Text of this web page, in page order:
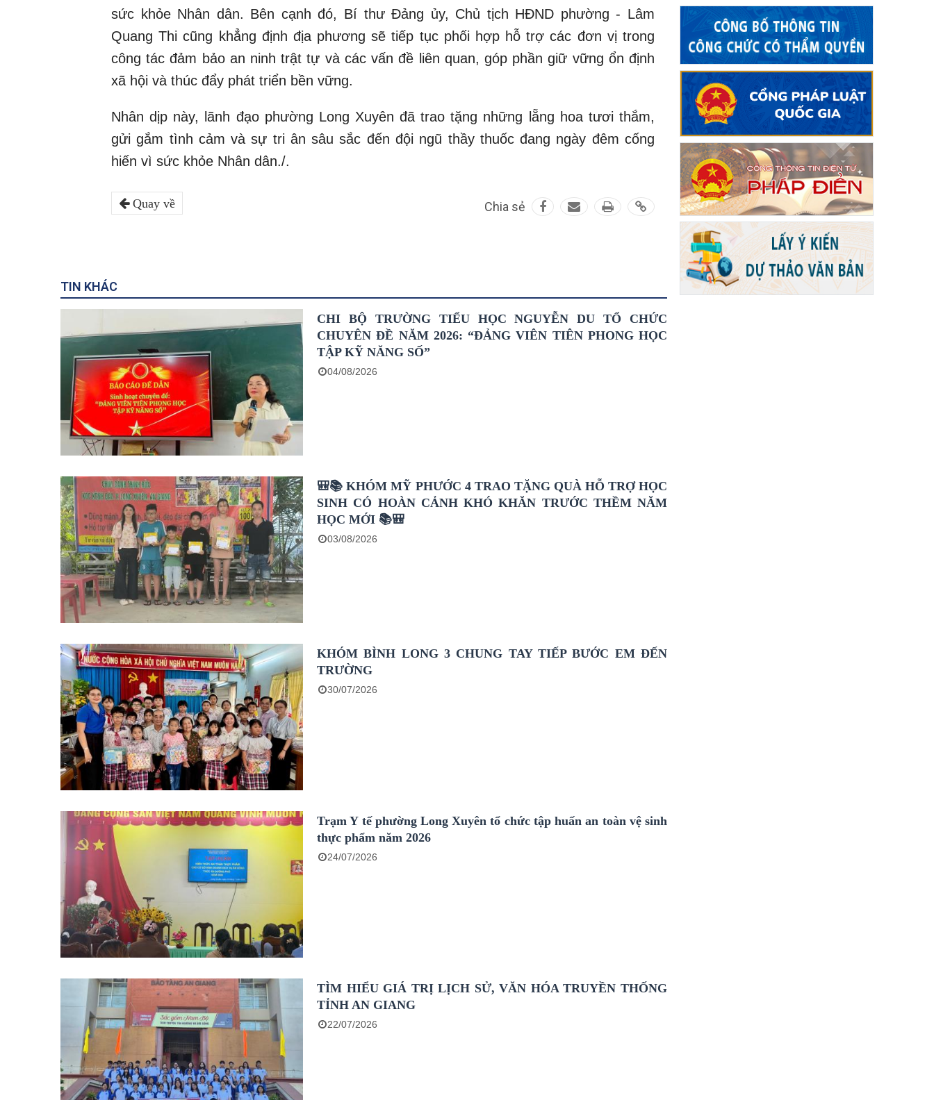
sức khỏe Nhân dân. Bên cạnh đó, Bí thư Đảng ủy, Chủ tịch HĐND phường - Lâm
Quang Thi cũng khẳng định địa phương sẽ tiếp tục phối hợp hỗ trợ các đơn vị trong
công tác đảm bảo an ninh trật tự và các vấn đề liên quan, góp phần giữ vững ổn định
xã hội và thúc đẩy phát triển bền vững.
Nhân dịp này, lãnh đạo phường Long Xuyên đã trao tặng những lẵng hoa tươi thắm,
gửi gắm tình cảm và sự tri ân sâu sắc đến đội ngũ thầy thuốc đang ngày đêm cống
hiến vì sức khỏe Nhân dân./.
Quay về Chia sẻ
TIN KHÁC
CHI BỘ TRƯỜNG TIỂU HỌC NGUYỄN DU TỔ CHỨC
CHUYÊN ĐỀ NĂM 2026: “ĐẢNG VIÊN TIÊN PHONG HỌC
TẬP KỸ NĂNG SỐ”
04/08/2026
🎒📚 KHÓM MỸ PHƯỚC 4 TRAO TẶNG QUÀ HỖ TRỢ HỌC
SINH CÓ HOÀN CẢNH KHÓ KHĂN TRƯỚC THỀM NĂM
HỌC MỚI 📚🎒
03/08/2026
KHÓM BÌNH LONG 3 CHUNG TAY TIẾP BƯỚC EM ĐẾN
TRƯỜNG
30/07/2026
Trạm Y tế phường Long Xuyên tổ chức tập huấn an toàn vệ sinh
thực phẩm năm 2026
24/07/2026
TÌM HIỂU GIÁ TRỊ LỊCH SỬ, VĂN HÓA TRUYỀN THỐNG
TỈNH AN GIANG
22/07/2026